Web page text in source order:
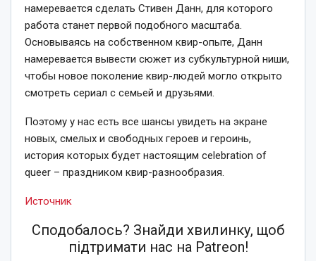
намеревается сделать Стивен Данн, для которого
работа станет первой подобного масштаба.
Основываясь на собственном квир-опыте, Данн
намеревается вывести сюжет из субкультурной ниши,
чтобы новое поколение квир-людей могло открыто
смотреть сериал с семьей и друзьями.
Поэтому у нас есть все шансы увидеть на экране
новых, смелых и свободных героев и героинь,
история которых будет настоящим celebration of
queer – праздником квир-разнообразия.
Источник
Сподобалось? Знайди хвилинку, щоб
підтримати нас на Patreon!